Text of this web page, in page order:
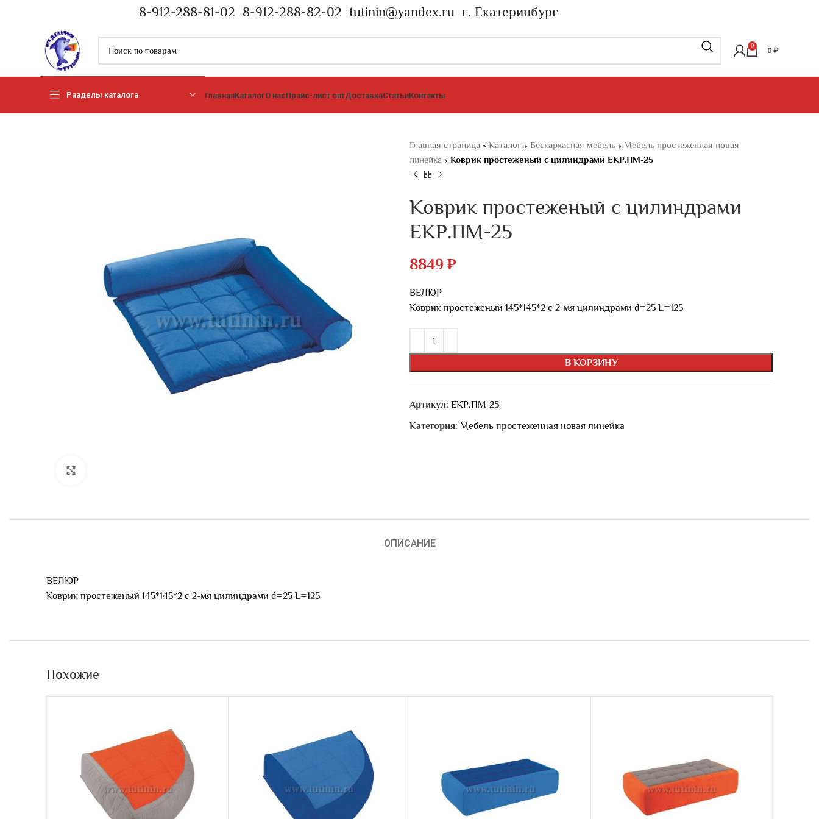
8-912-288-81-02 8-912-288-82-02 tutinin@yandex.ru г. Екатеринбург
0
0 ₽
Разделы каталога ГлавнаяКаталогО насПрайс-лист оптДоставкаСтатьиКонтакты
Главная страница » Каталог » Бескаркасная мебель » Мебель простеженная новая
линейка » Коврик простеженый с цилиндрами ЕКР.ПМ-25
Коврик простеженый с цилиндрами
ЕКР.ПМ-25
8849 ₽
ВЕЛЮР
Коврик простеженый 145*145*2 с 2-мя цилиндрами d=25 L=125
В КОРЗИНУ
Артикул: ЕКР.ПМ-25
Категория: Мебель простеженная новая линейка
ОПИСАНИЕ
ВЕЛЮР
Коврик простеженый 145*145*2 с 2-мя цилиндрами d=25 L=125
Похожие